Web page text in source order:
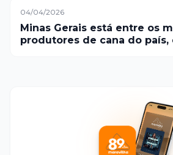
04/04/2026
Minas Gerais está entre os
produtores de cana do país,